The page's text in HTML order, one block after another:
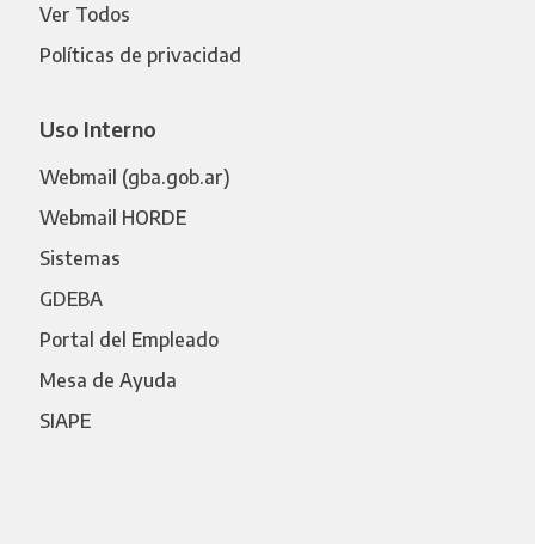
Ver Todos
Políticas de privacidad
Uso Interno
Webmail (gba.gob.ar)
Webmail HORDE
Sistemas
GDEBA
Portal del Empleado
Mesa de Ayuda
SIAPE